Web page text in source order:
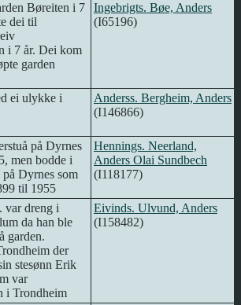
Børeiten i 7
dei til
i 7 år. Dei kom
garden
Ingebrigts. Bøe, Anders
(I65196)
ei ulykke i
Anderss. Bergheim, Anders
(I146866)
på Dyrnes
men bodde i
Dyrnes som
til 1955
Hennings. Neerland,
Anders Olai Sundbech
(I118177)
var dreng i
da han ble
garden.
der
stesønn Erik
var
i Trondheim
Eivinds. Ulvund, Anders
(I158482)